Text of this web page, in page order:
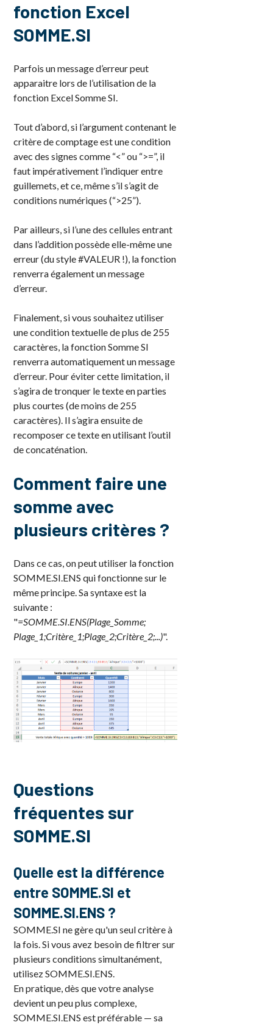
fonction Excel
SOMME.SI
Parfois un message d’erreur peut
apparaitre lors de l’utilisation de la
fonction Excel Somme SI.
Tout d’abord, si l’argument contenant le
critère de comptage est une condition
avec des signes comme “<” ou “>=”, il
faut impérativement l’indiquer entre
guillemets, et ce, même s’il s’agit de
conditions numériques (“>25”).
Par ailleurs, si l’une des cellules entrant
dans l’addition possède elle-même une
erreur (du style #VALEUR !), la fonction
renverra également un message
d’erreur.
Finalement, si vous souhaitez utiliser
une condition textuelle de plus de 255
caractères, la fonction Somme SI
renverra automatiquement un message
d’erreur. Pour éviter cette limitation, il
s’agira de tronquer le texte en parties
plus courtes (de moins de 255
caractères). Il s’agira ensuite de
recomposer ce texte en utilisant l’outil
de concaténation.
Comment faire une
somme avec
plusieurs critères ?
Dans ce cas, on peut utiliser la fonction
SOMME.SI.ENS qui fonctionne sur le
même principe. Sa syntaxe est la
suivante :
"=SOMME.SI.ENS(Plage_Somme;
Plage_1;Critère_1;Plage_2;Critère_2;...)".
Questions
fréquentes sur
SOMME.SI
Quelle est la différence
entre SOMME.SI et
SOMME.SI.ENS ?
SOMME.SI ne gère qu'un seul critère à
la fois. Si vous avez besoin de filtrer sur
plusieurs conditions simultanément,
utilisez SOMME.SI.ENS.
En pratique, dès que votre analyse
devient un peu plus complexe,
SOMME.SI.ENS est préférable — sa